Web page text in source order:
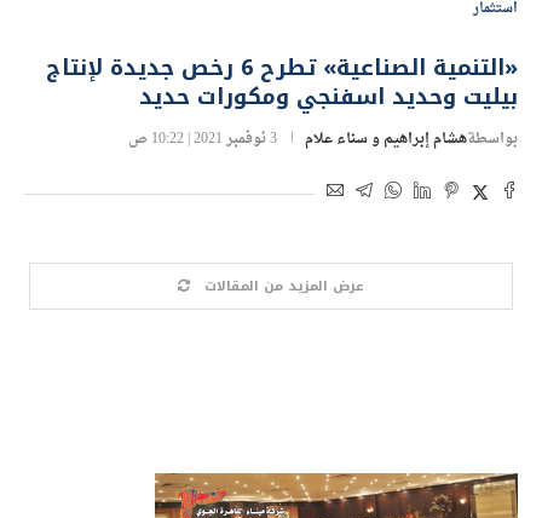
استثمار
«التنمية الصناعية» تطرح 6 رخص جديدة لإنتاج
بيليت وحديد اسفنجي ومكورات حديد
بواسطةهشام إبراهيم و سناء علام 3 نوفمبر 2021 | 10:22 ص
عرض المزيد من المقالات